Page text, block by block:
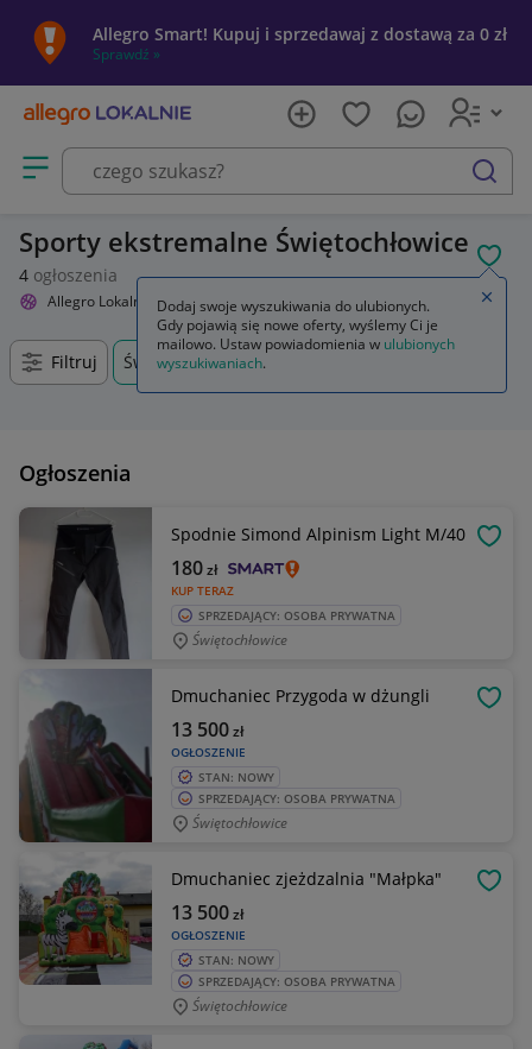
Allegro Smart! Kupuj i sprzedawaj z dostawą za 0 zł
Sprawdź »
Otwórz menu z kategoriami
szukaj
Sporty ekstremalne Świętochłowice
4 ogłoszenia
Allegro Lokalnie Sport i turystyka Sporty ekstremalne
Filtruj Świętochłowice, Śląskie, +0 km
Ogłoszenia
Spodnie Simond Alpinism Light M/40
KUP TERAZ
180zł
SPRZEDAJĄCY: OSOBA PRYWATNA
Świętochłowice
Dmuchaniec Przygoda w dżungli
OGŁOSZENIE
13 500zł
STAN: NOWY
SPRZEDAJĄCY: OSOBA PRYWATNA
Świętochłowice
Dmuchaniec zjeżdzalnia "Małpka"
OGŁOSZENIE
13 500zł
STAN: NOWY
SPRZEDAJĄCY: OSOBA PRYWATNA
Świętochłowice
Dodaj swoje wyszukiwania do ulubionych.
Gdy pojawią się nowe oferty, wyślemy Ci je
mailowo. Ustaw powiadomienia w ulubionych
wyszukiwaniach.